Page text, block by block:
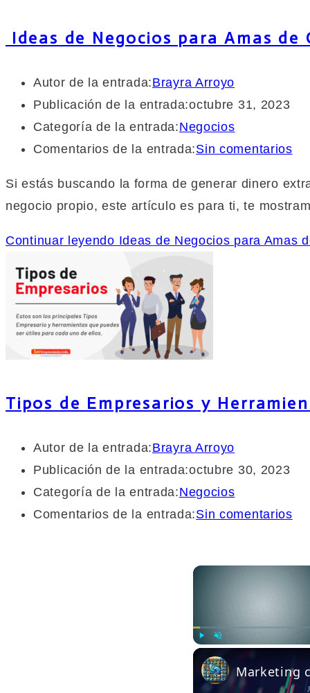
Ideas de Negocios para Amas de
Autor de la entrada:Brayra Arroyo
Publicación de la entrada:octubre 31, 2023
Categoría de la entrada:Negocios
Comentarios de la entrada:Sin comentarios
Si estás buscando la forma de generar dinero
negocio propio, este artículo es para ti, te
Continuar leyendo Ideas de Negocios para Amas
Tipos de Empresarios y
Autor de la entrada:Brayra Arroyo
Publicación de la entrada:octubre 30, 2023
Categoría de la entrada:Negocios
Comentarios de la entrada:Sin comentarios